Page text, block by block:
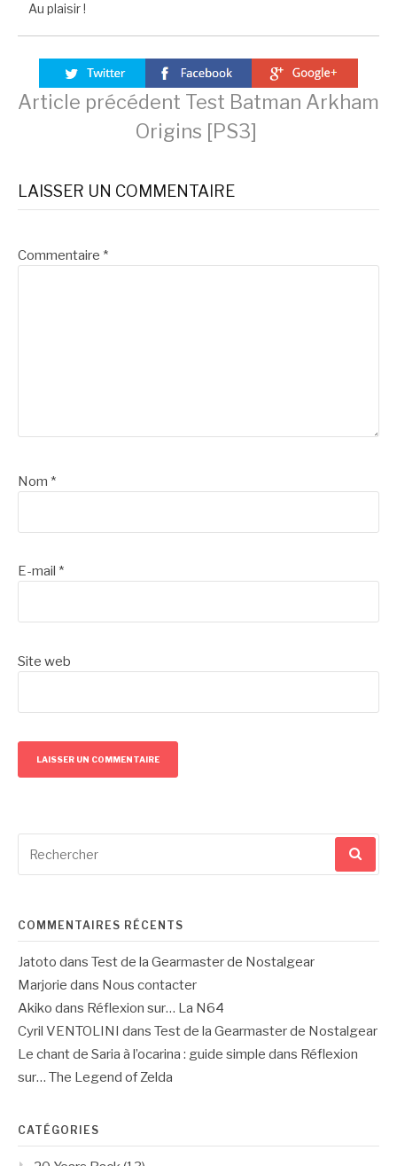
Au plaisir !
Lire
la
suite
Article précédent Test Batman Arkham
Origins [PS3]
LAISSER UN COMMENTAIRE
Commentaire *
Nom *
E-mail *
Site web
pour
COMMENTAIRES RÉCENTS
Jatoto dans Test de la Gearmaster de Nostalgear
Marjorie dans Nous contacter
Akiko dans Réflexion sur… La N64
Cyril VENTOLINI dans Test de la Gearmaster de Nostalgear
Le chant de Saria à l’ocarina : guide simple dans Réflexion
sur… The Legend of Zelda
CATÉGORIES